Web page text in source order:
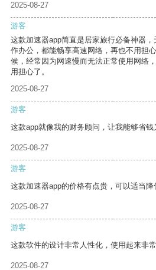
2025-08-27
游客
这款加速器app简直是居家旅行必备神器
作办公，都能畅享高速网络，再也不用担
候，经常因为网速慢而无法正常使用网络
用担心了。
2025-08-27
游客
这款app就像我的财务顾问，让我能够省钱
2025-08-27
游客
这款加速器app的价格有点贵，可以适当降
2025-08-27
游客
这款软件的设计非常人性化，使用起来非常
2025-08-27